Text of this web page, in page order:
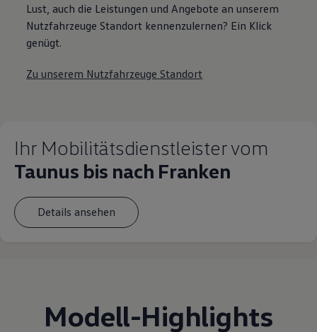
Lust, auch die Leistungen und Angebote an unserem
Nutzfahrzeuge Standort kennenzulernen? Ein Klick
genügt.
Zu unserem Nutzfahrzeuge Standort
Ihr Mobilitätsdienstleister vom
Taunus bis nach Franken
Details ansehen
Modell-Highlights